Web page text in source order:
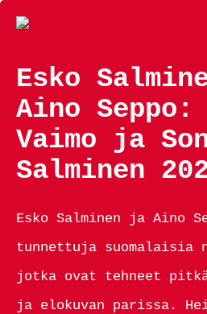
Esko
Aino Seppo:
Vaimo ja
Salminen
Esko Salminen ja Aino
tunnettuja
jotka ovat tehneet
ja elokuvan parissa.